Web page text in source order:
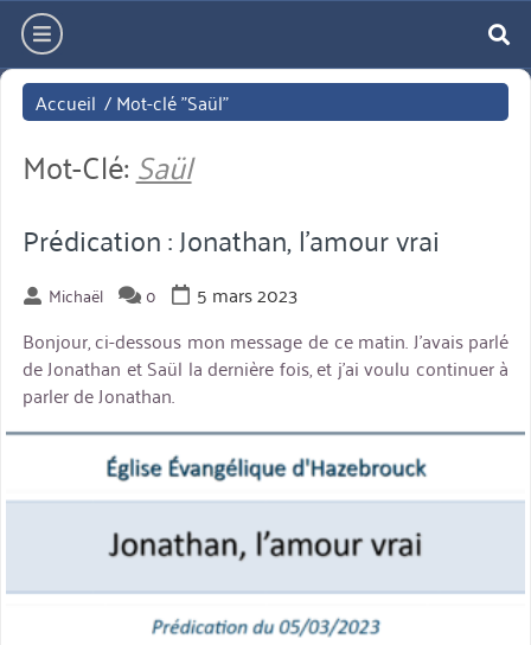
Aller
directement
au
contenu
hamburger
Accueil /Mot-clé "Saül"
Mot-Clé: Saül
Prédication : Jonathan, l’amour vrai
Michaël 0
5 mars 2023
Bonjour, ci-dessous mon message de ce matin. J’avais parlé
de Jonathan et Saül la dernière fois, et j’ai voulu continuer à
parler de Jonathan.
miniature